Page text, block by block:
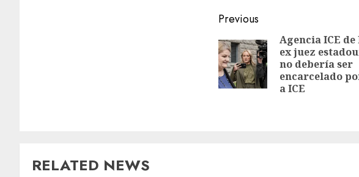
Previous
Agencia ICE de
ex juez
no debería ser
encarcelado
a ICE
RELATED NEWS